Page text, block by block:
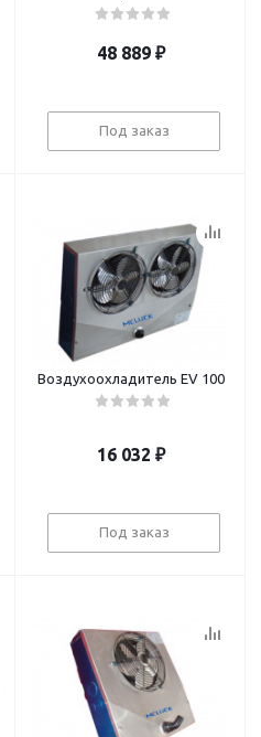
48 889₽
Под заказ
Воздухоохладитель EV 100
16 032 ₽
Под заказ